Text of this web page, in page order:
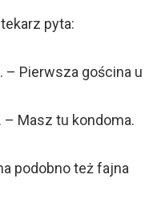
pyta:
– Pierwsza gościna u
Masz tu kondoma.
podobno też fajna